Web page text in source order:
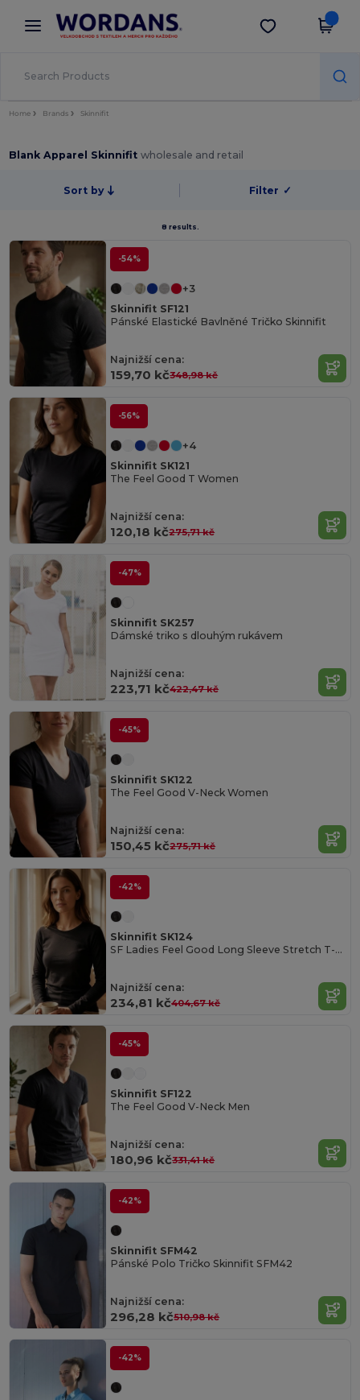
× Aplikace Wordans
Lepší ceny v aplikaci!
Stáhnout app
Home Brands Skinnifit
Blank Apparel Skinnifitwholesale and retail
Sort by Filter ✓
8 results.
-54%
+3
Skinnifit SF121
Pánské Elastické Bavlněné Tričko Skinnifit
Najnižší cena:
159,70 kč348,98 kč
-56%
+4
Skinnifit SK121
The Feel Good T Women
Najnižší cena:
120,18 kč275,71 kč
-47%
Skinnifit SK257
Dámské triko s dlouhým rukávem
Najnižší cena:
223,71 kč422,47 kč
-45%
Skinnifit SK122
The Feel Good V-Neck Women
Najnižší cena:
150,45 kč275,71 kč
-42%
Skinnifit SK124
SF Ladies Feel Good Long Sleeve Stretch T-Shirt
Najnižší cena:
234,81 kč404,67 kč
-45%
Skinnifit SF122
The Feel Good V-Neck Men
Najnižší cena:
180,96 kč331,41 kč
-42%
Skinnifit SFM42
Pánské Polo Tričko Skinnifit SFM42
Najnižší cena:
296,28 kč510,98 kč
-42%